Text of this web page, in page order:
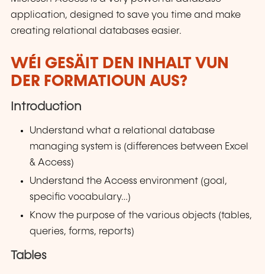
application, designed to save you time and make
creating relational databases easier.
WÉI GESÄIT DEN INHALT VUN
DER FORMATIOUN AUS?
Introduction
Understand what a relational database
managing system is (differences between Excel
& Access)
Understand the Access environment (goal,
specific vocabulary…)
Know the purpose of the various objects (tables,
queries, forms, reports)
Tables